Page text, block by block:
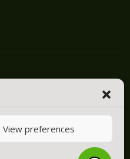
View preferences